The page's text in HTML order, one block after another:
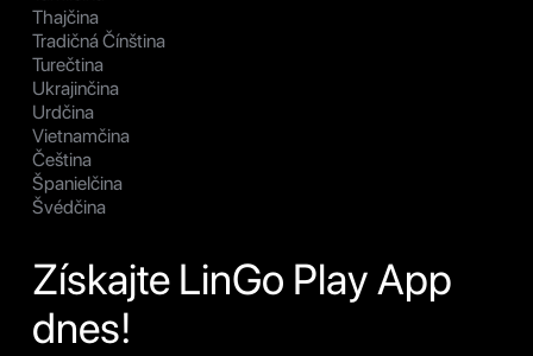
Thajčina
Tradičná Čínština
Turečtina
Ukrajinčina
Urdčina
Vietnamčina
Čeština
Španielčina
Švédčina
Získajte LinGo Play App
dnes!